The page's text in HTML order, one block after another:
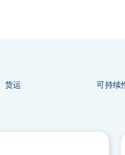
货运 可持续